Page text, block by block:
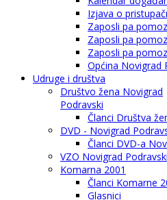
Izjava o
Zaposli pa
Zaposli pa
Zaposli pa
Općina Novigrad
Udruge i društva
Društvo žena Novigrad
Podravski
Članci Društva
DVD - Novigrad
Članci DVD-a
VZO Novigrad Podravski
Komarna 2001
Članci Komarne
Glasnici